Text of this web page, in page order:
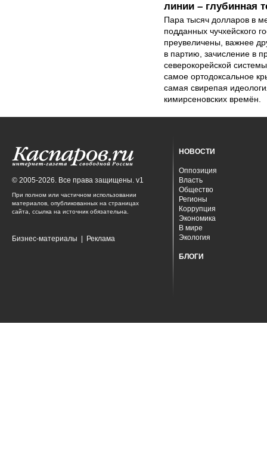
линии – глубинная
Пара тысяч долларов в
подданных чучхейского
преувеличены, важнее
в партию, зачисление в
северокорейской
самое ортодоксальное
самая свирепая
кимирсеновских времён.
© 2005-2026. Все права защищены. v1
При полном или частичном использовании
материалов, опубликованных на страницах
сайта, ссылка на источник обязательна.
Бизнес-материалы Реклама
НОВОСТИ
Оппозиция
Власть
Общество
Регионы
Коррупция
Экономика
В мире
Экология
БЛОГИ